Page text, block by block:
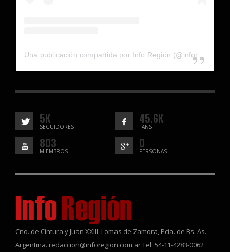
Una publicación compartida por Info Región (@inforegion_redes)
5K
SEGUIDORES
45.6K
FANS
803
MIEMBROS
0
PERSONAS
Cno. de Cintura y Juan XXIII, Lomas de Zamora, Pcia. de Bs. As.
Argentina. redaccion@inforegion.com.ar Tel: 54-11-4283-0062